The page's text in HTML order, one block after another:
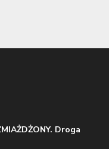
Droga